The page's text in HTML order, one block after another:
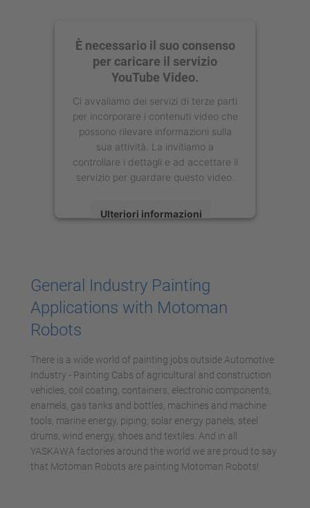
È necessario il suo consenso
per caricare il servizio
YouTube Video.
Ci avvaliamo dei servizi di terze parti
per incorporare i contenuti video che
possono rilevare informazioni sulla
sua attività. La invitiamo a
controllare i dettagli e ad accettare il
servizio per guardare questo video.
Ulteriori informazioni
Management Platform
General Industry Painting
Applications with Motoman
Robots
There is a wide world of painting jobs outside Automotive
Industry - Painting Cabs of agricultural and construction
vehicles, coil coating, containers, electronic components,
enamels, gas tanks and bottles, machines and machine
tools, marine energy, piping, solar energy panels, steel
drums, wind energy, shoes and textiles. And in all
YASKAWA factories around the world we are proud to say
that Motoman Robots are painting Motoman Robots!